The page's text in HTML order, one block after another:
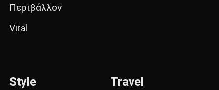
Περιβάλλον
Viral
Style Travel